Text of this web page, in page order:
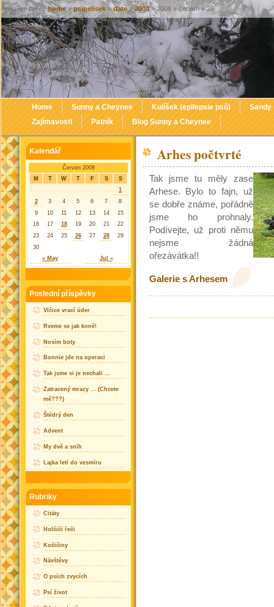
Home Sunny a Cheynee Kulíšek (epilepsie psů)
Sandy
Zajímavosti
Patník Blog Sunny a Cheynee
Arhes počtvrté
Tak jsme tu měly zase
Arhese. Bylo to fajn, už
se dobře známe, pořádně
jsme ho prohnaly.
Podívejte, už proti němu
nejsme žádná
ořezávátka!!
Galerie s Arhesem
Kalendář
Červen 2008
M
T W T F S S
« May Jul »
1
2
3 4 5 6 7
8
9
10 11 12 13 14
15
16
17 18 19 20 21
22
23
24 25 26 27 28
29
30
Poslední příspěvky
Vlčice vrací úder
Rveme se jak koně!
Nosím boty
Bonnie jde na operaci
Tak jsme si je nechali …
Zatracený mrazy … (Chcete
mě???)
Štědrý den
Advent
My dvě a sníh
Lajka letí do vesmíru
Rubriky
Citáty
Holčičí řeči
Kočičiny
Návštěvy
O psích zvycích
Psí život
you are here :home»psipelisek»date»2008» 2008 » červen » 26